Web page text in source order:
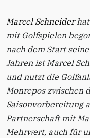
Marcel Schneider
mit Golfspielen
nach dem Start
Jahren ist Marcel
und nutzt die
Monrepos zwischen
Saisonvorbereitung
Partnerschaft mit
Mehrwert, auch für